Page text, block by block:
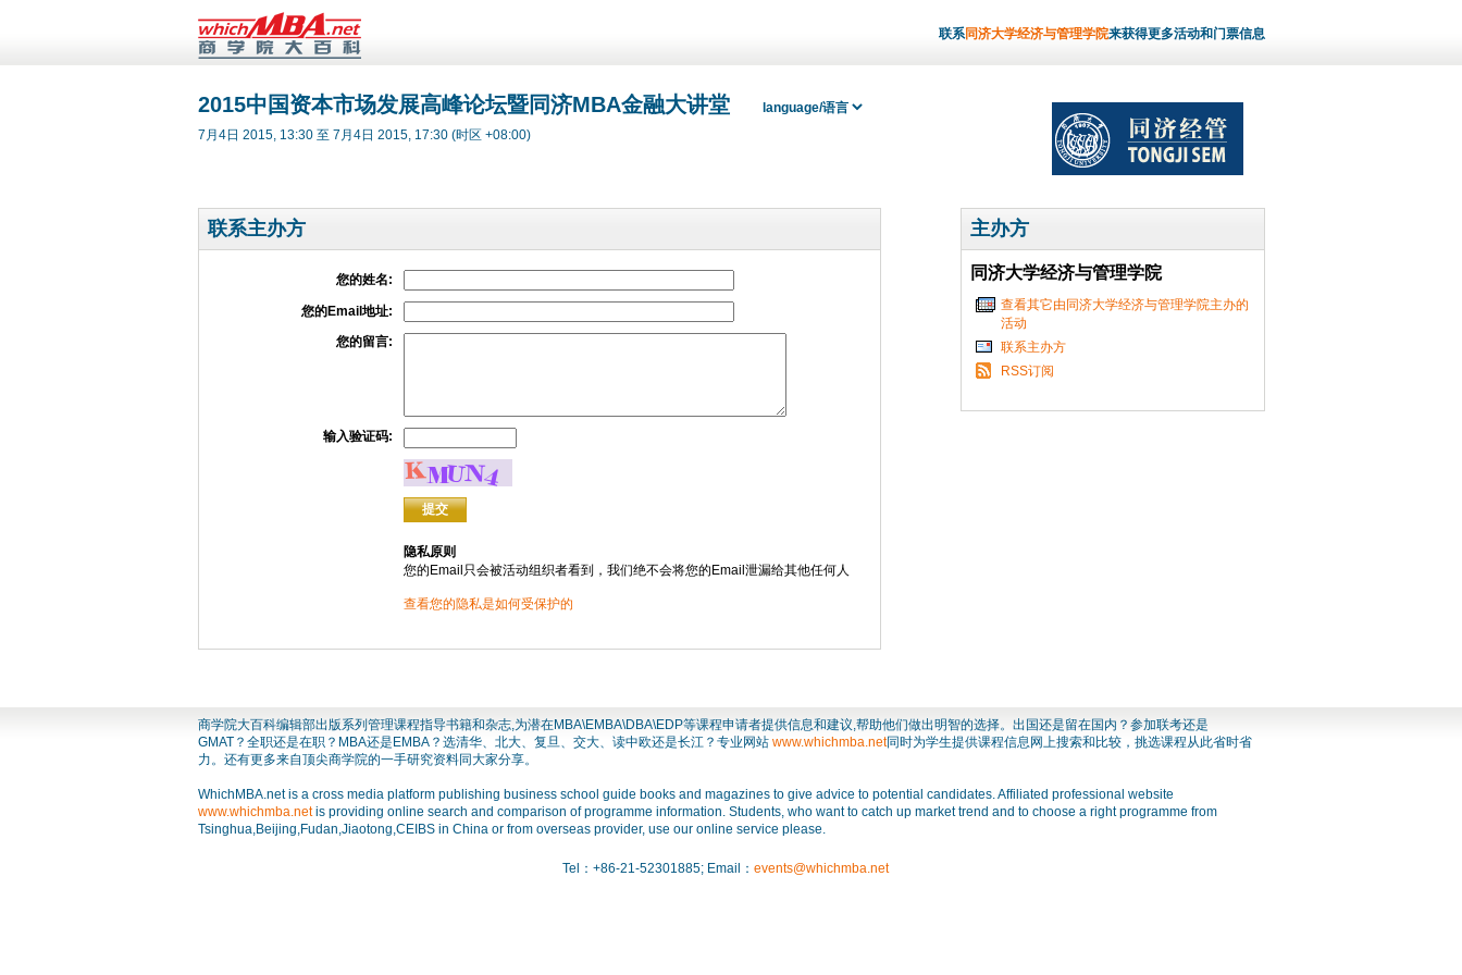
联系同济大学经济与管理学院来获得更多活动和门票信息
2015中国资本市场发展高峰论坛暨同济MBA金融大讲堂
7月4日 2015, 13:30 至 7月4日 2015, 17:30 (时区 +08:00)
联系主办方
您的姓名:
您的Email地址:
您的留言:
输入验证码:
隐私原则
您的Email只会被活动组织者看到，我们绝不会将您的Email泄漏给其他任何人
查看您的隐私是如何受保护的
主办方
同济大学经济与管理学院
查看其它由同济大学经济与管理学院主办的
活动
联系主办方
RSS订阅
商学院大百科编辑部出版系列管理课程指导书籍和杂志,为潜在MBA\EMBA\DBA\EDP等课程申请者提供信息和建议,帮助他们做出明智的选择。出国还是留在国内？参加联考还是
GMAT？全职还是在职？MBA还是EMBA？选清华、北大、复旦、交大、读中欧还是长江？专业网站 www.whichmba.net同时为学生提供课程信息网上搜索和比较，挑选课程从此省时省
力。还有更多来自顶尖商学院的一手研究资料同大家分享。
WhichMBA.net is a cross media platform publishing business school guide books and magazines to give advice to potential candidates. Affiliated professional website
www.whichmba.netis providing online search and comparison of programme information. Students, who want to catch up market trend and to choose a right programme from
Tsinghua,Beijing,Fudan,Jiaotong,CEIBS in China or from overseas provider, use our online service please.
Tel：+86-21-52301885; Email： events@whichmba.net